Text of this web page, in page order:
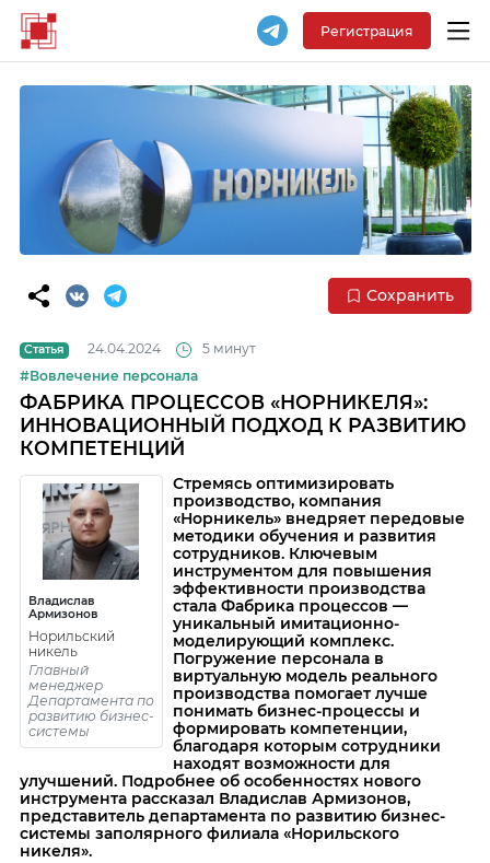
Регистрация
Сохранить
Статья 24.04.2024
5 минут
#Вовлечение персонала
ФАБРИКА ПРОЦЕССОВ «НОРНИКЕЛЯ»:
ИННОВАЦИОННЫЙ ПОДХОД К РАЗВИТИЮ
КОМПЕТЕНЦИЙ
Владислав
Армизонов
Норильский
никель
Главный
менеджер
Департамента по
развитию бизнес-
системы
Стремясь оптимизировать
производство, компания
«Норникель» внедряет передовые
методики обучения и развития
сотрудников. Ключевым
инструментом для повышения
эффективности производства
стала Фабрика процессов —
уникальный имитационно-
моделирующий комплекс.
Погружение персонала в
виртуальную модель реального
производства помогает лучше
понимать бизнес-процессы и
формировать компетенции,
благодаря которым сотрудники
находят возможности для
улучшений. Подробнее об особенностях нового
инструмента рассказал Владислав Армизонов,
представитель департамента по развитию бизнес-
системы заполярного филиала «Норильского
никеля».